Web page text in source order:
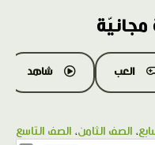
مجانيّة
العب شاهد
، الصف الثامن، الصف التاسع